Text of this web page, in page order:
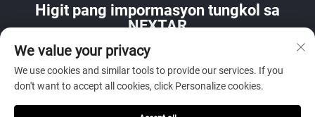
Higit pang impormasyon tungkol sa
NEXTAR
Makipag-ugnayan sa aming sales team sa iyong bansa
We value your privacy
We use cookies and similar tools to provide our services. If you
don't want to accept all cookies, click Personalize cookies.